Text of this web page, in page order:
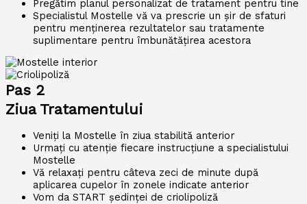
Pregătim planul personalizat de tratament pentru tine
Specialistul Mostelle vă va prescrie un șir de sfaturi
pentru menținerea rezultatelor sau tratamente
suplimentare pentru îmbunătățirea acestora
Pas 2
Ziua Tratamentului
Veniți la Mostelle în ziua stabilită anterior
Urmați cu atenție fiecare instrucțiune a specialistului
Mostelle
Vă relaxați pentru câteva zeci de minute după
aplicarea cupelor în zonele indicate anterior
Vom da START ședinței de criolipoliză